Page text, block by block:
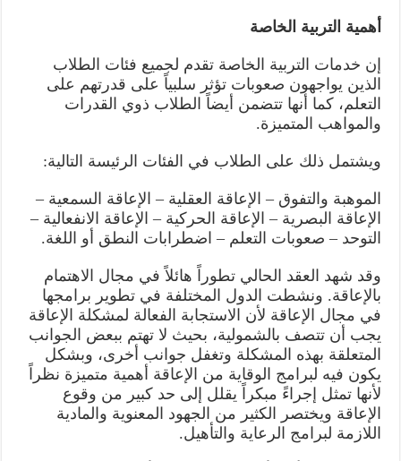
أهمية التربية الخاصة
إن خدمات التربية الخاصة تقدم لجميع فئات الطلاب
الذين يواجهون صعوبات تؤثر سلبياً على قدرتهم على
التعلم، كما أنها تتضمن أيضاً الطلاب ذوي القدرات
والمواهب المتميزة.
ويشتمل ذلك على الطلاب في الفئات الرئيسة التالية:
الموهبة والتفوق – الإعاقة العقلية – الإعاقة السمعية –
الإعاقة البصرية – الإعاقة الحركية – الإعاقة الانفعالية –
التوحد – صعوبات التعلم – اضطرابات النطق أو اللغة.
وقد شهد العقد الحالي تطوراً هائلاً في مجال الاهتمام
بالإعاقة. ونشطت الدول المختلفة في تطوير برامجها
في مجال الإعاقة لأن الاستجابة الفعالة لمشكلة الإعاقة
يجب أن تتصف بالشمولية، بحيث لا تهتم ببعض الجوانب
المتعلقة بهذه المشكلة وتغفل جوانب أخرى، وبشكل
يكون فيه لبرامج الوقاية من الإعاقة أهمية متميزة نظراً
لأنها تمثل إجراءً مبكراً يقلل إلى حد كبير من وقوع
الإعاقة ويختصر الكثير من الجهود المعنوية والمادية
اللازمة لبرامج الرعاية والتأهيل.